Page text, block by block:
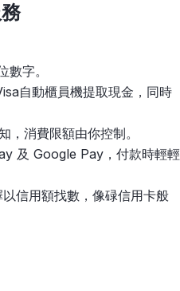
字。
自動櫃員機提取現金，同時
消費限額由你控制。
及 Google Pay，付款時輕輕
信用額找數，像碌信用卡般